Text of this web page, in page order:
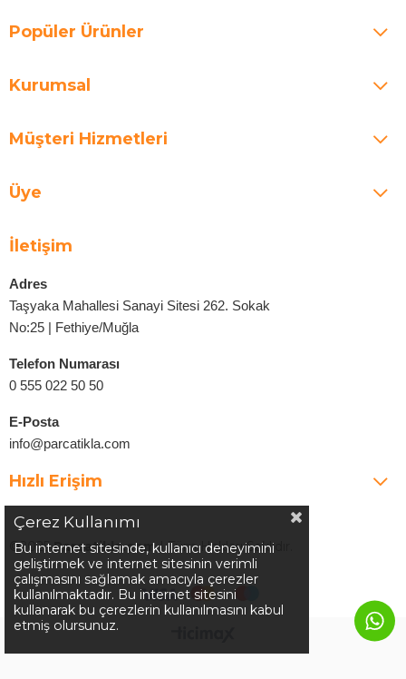
Popüler Ürünler
Kurumsal
Müşteri Hizmetleri
Üye
İletişim
Adres
Taşyaka Mahallesi Sanayi Sitesi 262. Sokak
No:25 | Fethiye/Muğla
Telefon Numarası
0 555 022 50 50
E-Posta
info@parcatikla.com
Hızlı Erişim
©2025Parcatikla.com| Tüm Hakları Saklıdır.
Çerez Kullanımı
Bu internet sitesinde, kullanıcı deneyimini
geliştirmek ve internet sitesinin verimli
çalışmasını sağlamak amacıyla çerezler
kullanılmaktadır. Bu internet sitesini
kullanarak bu çerezlerin kullanılmasını kabul
etmiş olursunuz.